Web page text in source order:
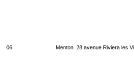
06 Menton. 28 avenue Riviera les